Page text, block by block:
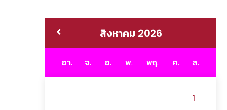
สิงหาคม 2026
อา. จ. อ. พ. พฤ. ศ. ส.
1